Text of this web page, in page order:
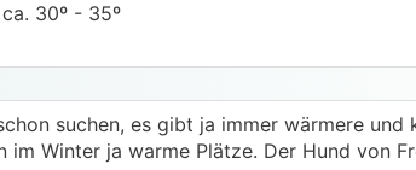
30º - 35º
suchen, es gibt ja immer wärmere und
im Winter ja warme Plätze. Der Hund von